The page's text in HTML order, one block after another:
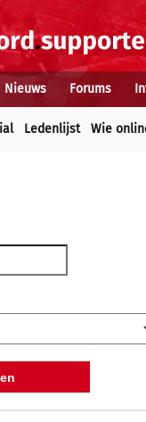
Nieuws Forums
Ledenlijst Wie